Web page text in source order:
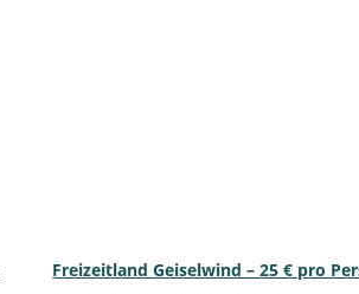
Freizeitland Geiselwind – 25 € pro